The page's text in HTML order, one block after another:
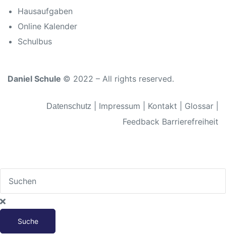
Hausaufgaben
Online Kalender
Schulbus
Daniel Schule © 2022 – All rights reserved.
Datenschutz Impressum Kontakt Glossar
Feedback Barrierefreiheit
Suche